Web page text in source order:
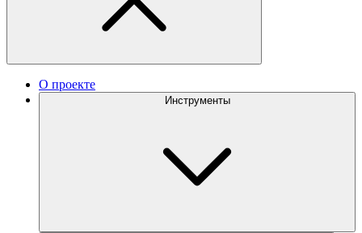
О проекте
Инструменты